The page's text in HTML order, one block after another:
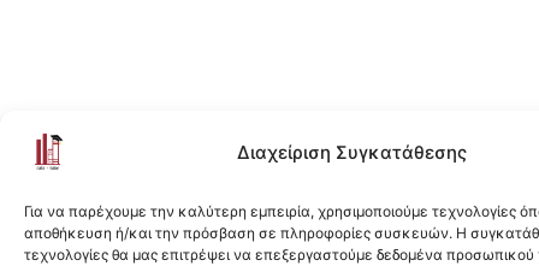
Διαχείριση Συγκατάθεσης
Για να παρέχουμε την καλύτερη εμπειρία, χρησιμοποιούμε τεχνολογίες
αποθήκευση ή/και την πρόσβαση σε πληροφορίες συσκευών. Η
τεχνολογίες θα μας επιτρέψει να επεξεργαστούμε δεδομένα